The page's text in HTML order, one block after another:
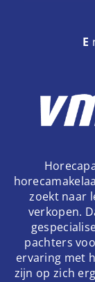
E
zoekt naar
verkopen.
pachters
ervaring met
zijn op zich